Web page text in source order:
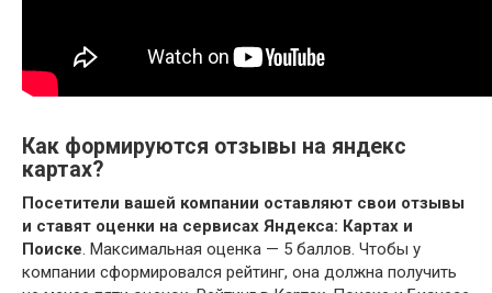
Как формируются отзывы на яндекс
картах?
Посетители вашей компании оставляют свои отзывы
и ставят оценки на сервисах Яндекса: Картах и
Поиске. Максимальная оценка — 5 баллов. Чтобы у
компании сформировался рейтинг, она должна получить